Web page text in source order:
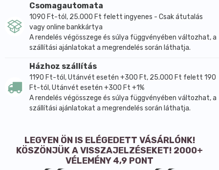
Csomagautomata
1090 Ft-tól, 25.000 Ft felett ingyenes - Csak átutalás
vagy online bankkártya
A rendelés végösszege és súlya függvényében változhat, a
szállítási ajánlatokat a megrendelés során láthatja.
Házhoz szállítás
1190 Ft-tól, Utánvét esetén +300 Ft, 25.000 Ft felett 190
Ft-tól, Utánvét esetén +300 Ft +1%
A rendelés végösszege és súlya függvényében változhat, a
szállítási ajánlatokat a megrendelés során láthatja.
LEGYEN ÖN IS ELÉGEDETT VÁSÁRLÓNK!
KÖSZÖNJÜK A VISSZAJELZÉSEKET! 2000+
VÉLEMÉNY 4,9 PONT